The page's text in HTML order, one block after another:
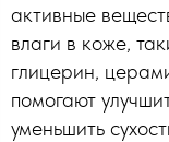
активные
влаги в коже,
глицерин,
помогают
уменьшить